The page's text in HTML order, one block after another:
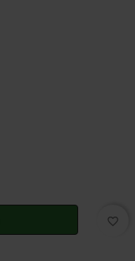
favorite_border